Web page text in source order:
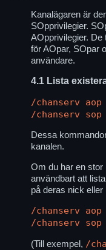
Kanalägaren är
SOpprivilegier.
AOpprivilegier. De
för AOpar, SOpar
användare.
4.1 Lista
/chanserv
/chanserv
Dessa
kanalen.
Om du har en stor
användbart att
på deras nick eller
/chanserv
/chanserv
(Till exempel, /